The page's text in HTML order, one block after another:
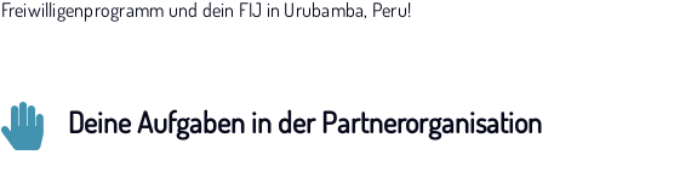
Freiwilligenprogramm und dein FIJ in Urubamba, Peru!
Deine Aufgaben in der Partnerorganisation